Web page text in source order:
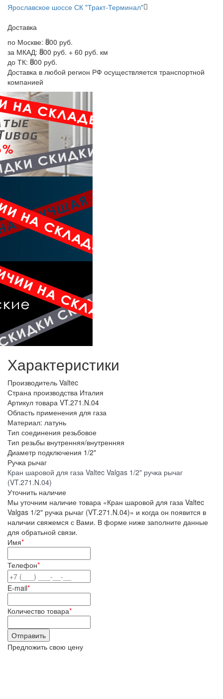
Ярославское шоссе СК "Тракт-Терминал"
Доставка
по Москве: 800 руб.
за МКАД: 800 руб. + 60 руб. км
до ТК: 800 руб.
Доставка в любой регион РФ осуществляется транспортной
компанией
Характеристики
Производитель Valtec
Страна производства Италия
Артикул товара VT.271.N.04
Область применения для газа
Материал: латунь
Тип соединения резьбовое
Тип резьбы внутренняя/внутренняя
Диаметр подключения 1/2"
Ручка рычаг
Кран шаровой для газа Valtec Valgas 1/2" ручка рычаг
(VT.271.N.04)
Уточнить наличие
Мы уточним наличие товара «Кран шаровой для газа Valtec
Valgas 1/2" ручка рычаг (VT.271.N.04)» и когда он появится в
наличии свяжемся с Вами. В форме ниже заполните данные
для обратьной связи.
Имя*
Телефон*
E-mail*
Количество товара*
Предложить свою цену